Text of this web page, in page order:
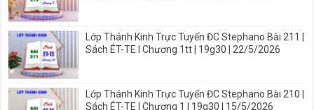
Lớp Thánh Kinh Trực Tuyến ĐC Stephano Bài 211 |
Sách ÉT-TE I Chương 1tt | 19g30 | 22/5/2026
Lớp Thánh Kinh Trực Tuyến ĐC Stephano Bài 210 |
Sách ÉT-TE I Chương 1 | 19g30 | 15/5/2026